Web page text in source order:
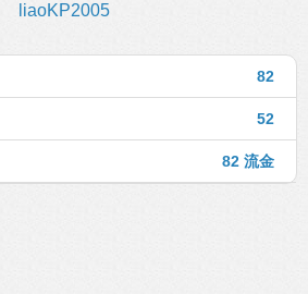
liaoKP2005
82
52
82 流金